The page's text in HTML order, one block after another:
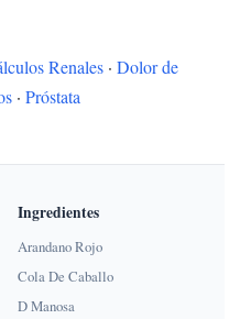
Renales · Dolor de
· Próstata
Ingredientes
Arandano Rojo
Cola De Caballo
D Manosa